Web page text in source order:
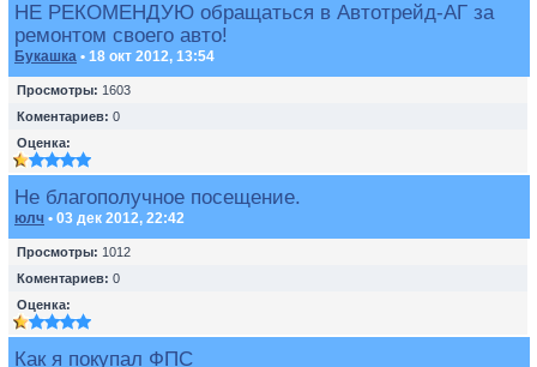
НЕ РЕКОМЕНДУЮ обращаться в Автотрейд-АГ за
ремонтом своего авто!
Букашка • 18 окт 2012, 13:54
Просмотры: 1603
Коментариев: 0
Оценка:
Не благополучное посещение.
юлч • 03 дек 2012, 22:42
Просмотры: 1012
Коментариев: 0
Оценка:
Как я покупал ФПС